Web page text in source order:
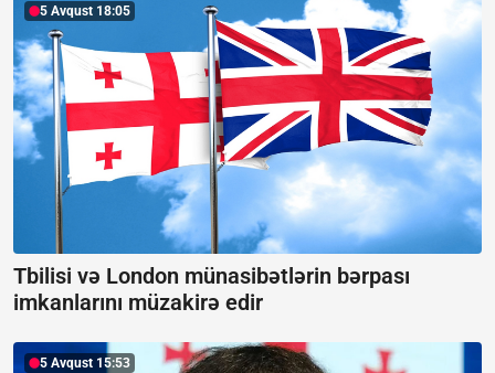
5 Avqust 18:05
Tbilisi və London münasibətlərin bərpası
imkanlarını müzakirə edir
5 Avqust 15:53